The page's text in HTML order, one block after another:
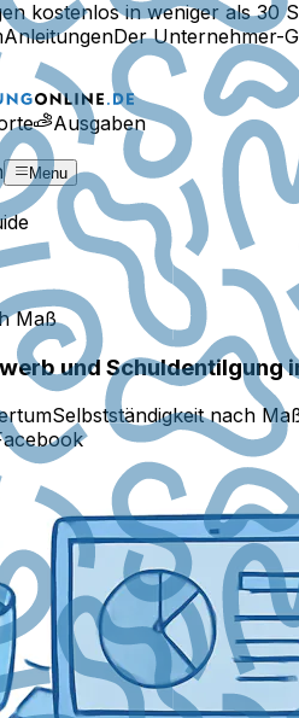
kostenlos in weniger als 30
AnleitungenDer Unternehmer-
Ausgaben
Menu
Maß
und Schuldentilgung
Selbstständigkeit nach